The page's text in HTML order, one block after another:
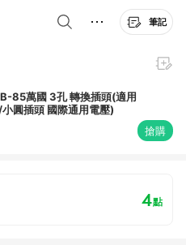
筆記
85萬國 3孔 轉換插頭(適用
圓插頭 國際通用電壓)
搶購
4點